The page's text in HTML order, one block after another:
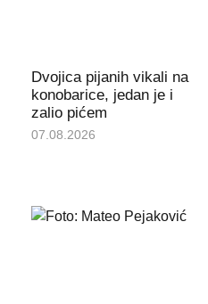
Dvojica pijanih vikali na
konobarice, jedan je i
zalio pićem
07.08.2026